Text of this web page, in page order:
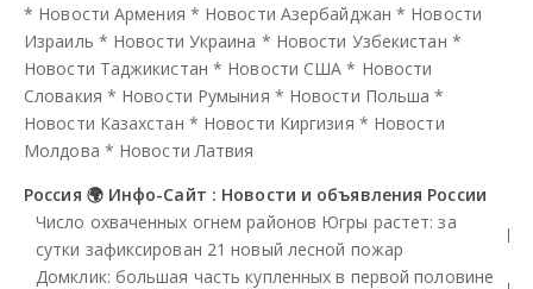
* Новости Армения * Новости Азербайджан * Новости
Израиль * Новости Украина * Новости Узбекистан *
Новости Таджикистан * Новости США * Новости
Словакия * Новости Румыния * Новости Польша *
Новости Казахстан * Новости Киргизия * Новости
Молдова * Новости Латвия
Россия 🌍 Инфо-Сайт : Новости и объявления России
Число охваченных огнем районов Югры растет: за
сутки зафиксирован 21 новый лесной пожар
Домклик: большая часть купленных в первой половине